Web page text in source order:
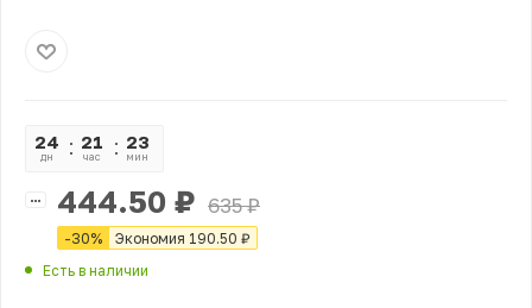
24
дн
21
час
23
мин
444.50 ₽ 635₽
-30% Экономия 190.50 ₽
Есть в наличии